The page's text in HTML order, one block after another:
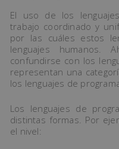
El uso de los
trabajo coordinado y
por las cuáles estos
lenguajes humanos.
confundirse con los
representan una
los lenguajes de
Los lenguajes de
distintas formas. Por
el nivel: